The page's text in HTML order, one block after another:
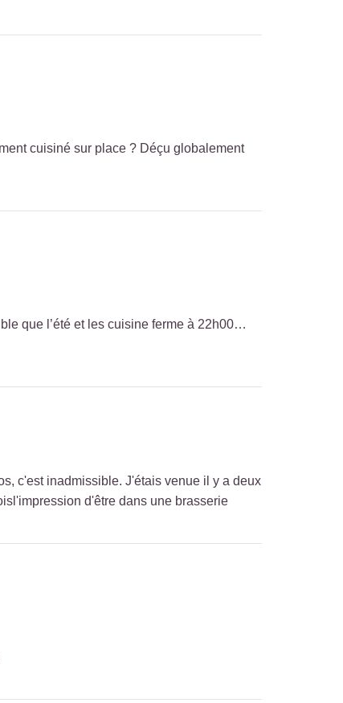
cuisiné sur place ? Déçu globalement
que l’été et les cuisine ferme à 22h00…
c'est inadmissible. J'étais venue il y a deux
d'être dans une brasserie